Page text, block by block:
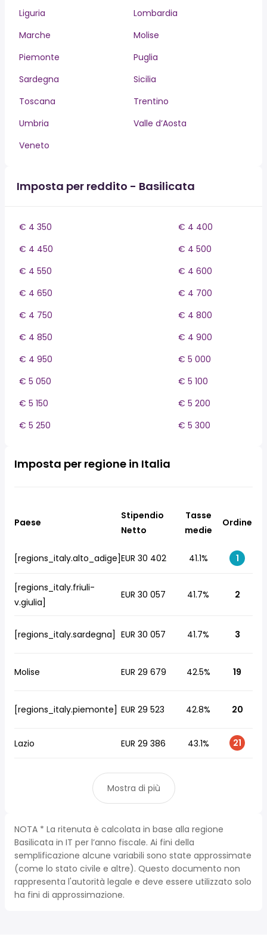
Liguria
Lombardia
Marche
Molise
Piemonte
Puglia
Sardegna
Sicilia
Toscana
Trentino
Umbria
Valle d’Aosta
Veneto
Imposta per reddito - Basilicata
€ 4 350
€ 4 400
€ 4 450
€ 4 500
€ 4 550
€ 4 600
€ 4 650
€ 4 700
€ 4 750
€ 4 800
€ 4 850
€ 4 900
€ 4 950
€ 5 000
€ 5 050
€ 5 100
€ 5 150
€ 5 200
€ 5 250
€ 5 300
Imposta per regione in Italia
Paese
Stipendio
Netto
Tasse
medie
Ordine
[regions_italy.alto_adige]EUR 30 402 41.1% 1
[regions_italy.friuli-
v.giulia]
EUR 30 057 41.7% 2
[regions_italy.sardegna] EUR 30 057 41.7% 3
Molise EUR 29 679 42.5% 19
[regions_italy.piemonte] EUR 29 523 42.8% 20
Lazio EUR 29 386 43.1% 21
Mostra di più
NOTA * La ritenuta è calcolata in base alla regione
Basilicata in IT per l’anno fiscale. Ai fini della
semplificazione alcune variabili sono state approssimate
(come lo stato civile e altre). Questo documento non
rappresenta l'autorità legale e deve essere utilizzato solo
ha fini di approssimazione.